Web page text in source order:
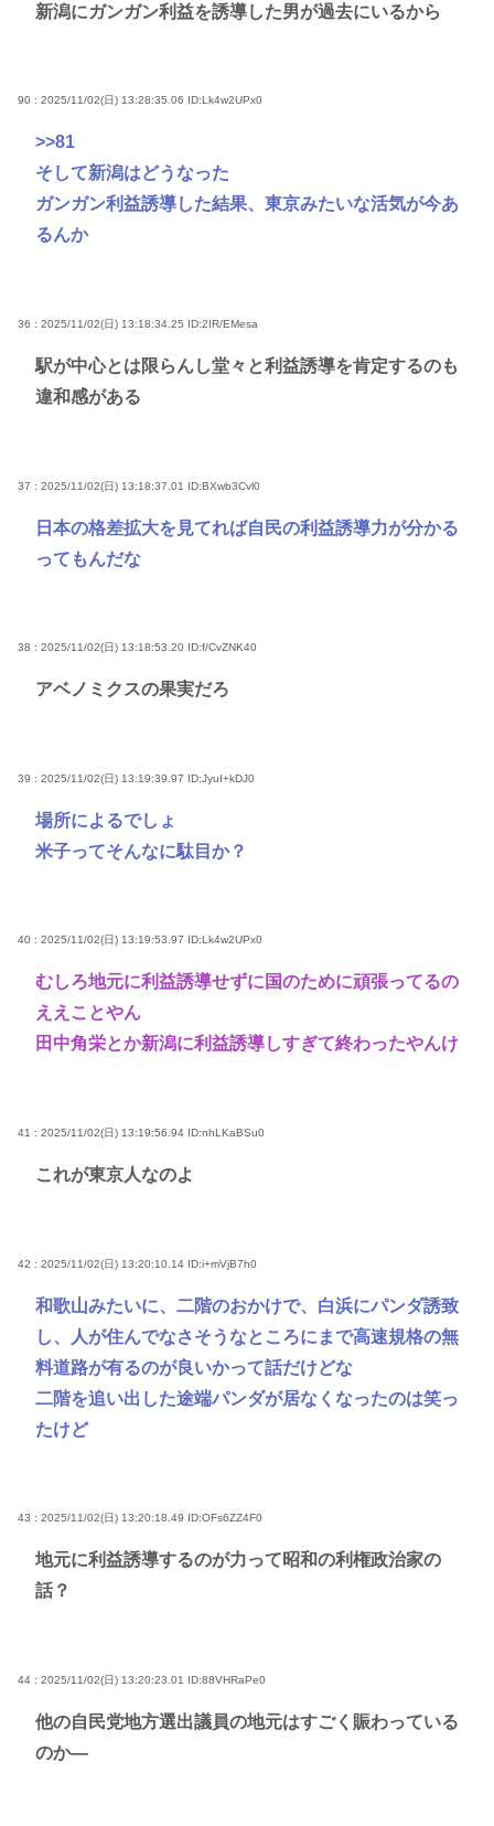
新潟にガンガン利益を誘導した男が過去にいるから
90 : 2025/11/02(日) 13:28:35.06 ID:Lk4w2UPx0
>>81
そして新潟はどうなった
ガンガン利益誘導した結果、東京みたいな活気が今あ
るんか
36 : 2025/11/02(日) 13:18:34.25 ID:2IR/EMesa
駅が中心とは限らんし堂々と利益誘導を肯定するのも
違和感がある
37 : 2025/11/02(日) 13:18:37.01 ID:BXwb3Cvl0
日本の格差拡大を見てれば自民の利益誘導力が分かる
ってもんだな
38 : 2025/11/02(日) 13:18:53.20 ID:f/CvZNK40
アベノミクスの果実だろ
39 : 2025/11/02(日) 13:19:39.97 ID:JyuI+kDJ0
場所によるでしょ
米子ってそんなに駄目か？
40 : 2025/11/02(日) 13:19:53.97 ID:Lk4w2UPx0
むしろ地元に利益誘導せずに国のために頑張ってるの
ええことやん
田中角栄とか新潟に利益誘導しすぎて終わったやんけ
41 : 2025/11/02(日) 13:19:56.94 ID:nhLKaBSu0
これが東京人なのよ
42 : 2025/11/02(日) 13:20:10.14 ID:i+mVjB7h0
和歌山みたいに、二階のおかけで、白浜にパンダ誘致
し、人が住んでなさそうなところにまで高速規格の無
料道路が有るのが良いかって話だけどな
二階を追い出した途端パンダが居なくなったのは笑っ
たけど
43 : 2025/11/02(日) 13:20:18.49 ID:OFs6ZZ4F0
地元に利益誘導するのが力って昭和の利権政治家の
話？
44 : 2025/11/02(日) 13:20:23.01 ID:88VHRaPe0
他の自民党地方選出議員の地元はすごく賑わっている
のか―